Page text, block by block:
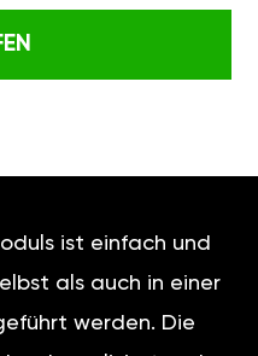
ist einfach und
als auch in einer
werden. Die